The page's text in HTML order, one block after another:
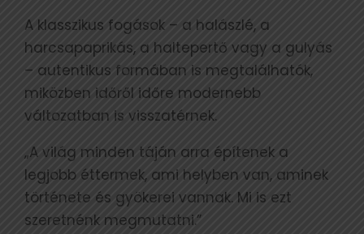
A klasszikus fogások – a halászlé, a
harcsapaprikás, a haltepertő vagy a gulyás
– autentikus formában is megtalálhatók,
miközben időről időre modernebb
változatban is visszatérnek.
„A világ minden táján arra építenek a
legjobb éttermek, ami helyben van, aminek
története és gyökerei vannak. Mi is ezt
szeretnénk megmutatni.”